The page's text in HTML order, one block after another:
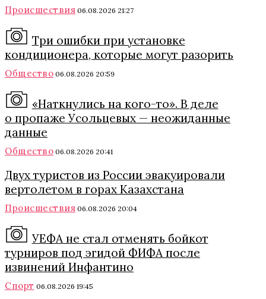
Происшествия 06.08.2026 21:27
Три ошибки при установке
кондиционера, которые могут разорить
Общество 06.08.2026 20:59
«Наткнулись на кого-то». В деле
о пропаже Усольцевых — неожиданные
данные
Общество 06.08.2026 20:41
Двух туристов из России эвакуировали
вертолетом в горах Казахстана
Происшествия 06.08.2026 20:04
УЕФА не стал отменять бойкот
турниров под эгидой ФИФА после
извинений Инфантино
Спорт 06.08.2026 19:45